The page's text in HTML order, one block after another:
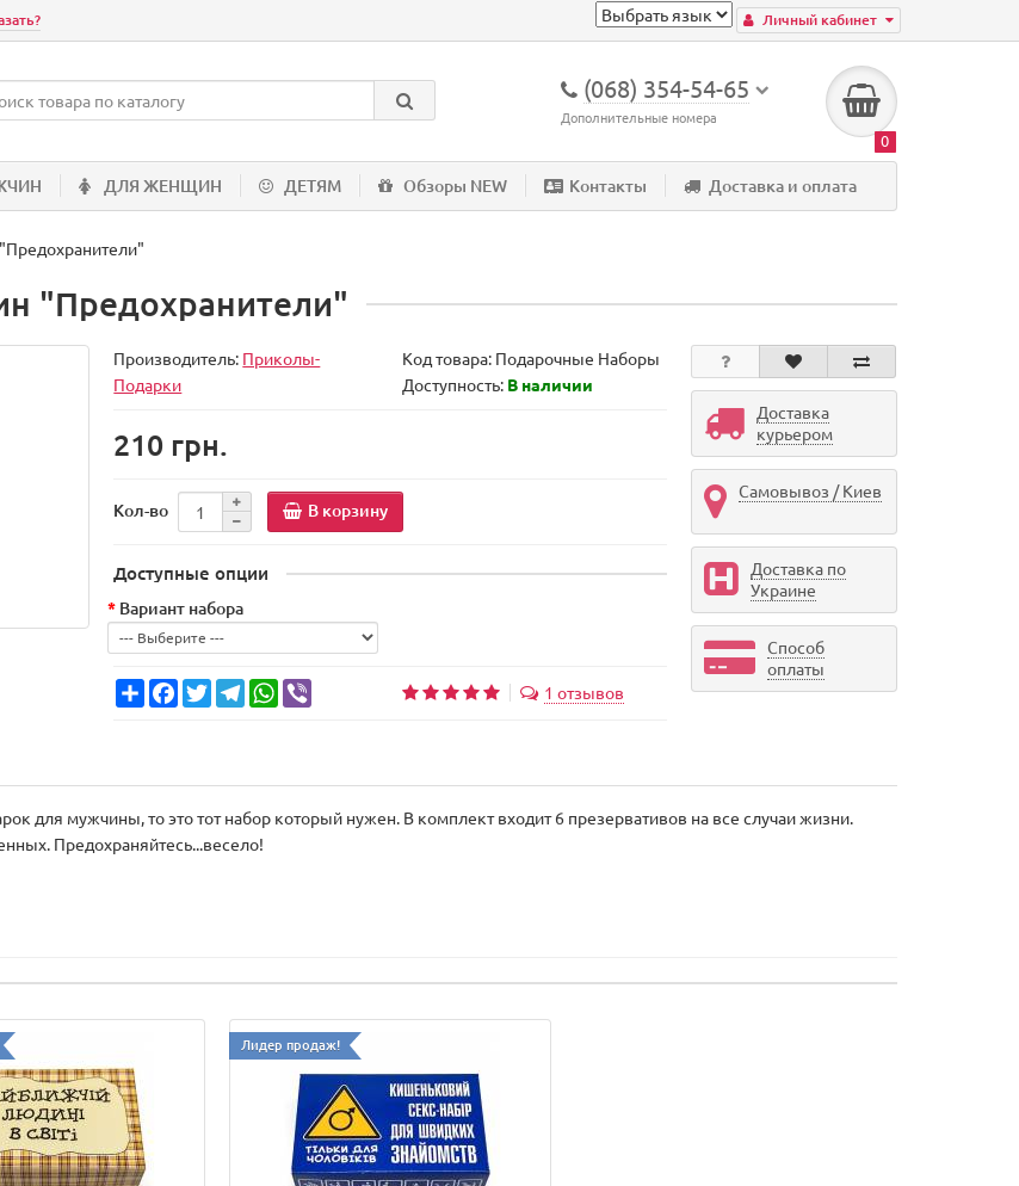
Личный кабинет
(068) 354-54-65
Дополнительные номера
0
ДЛЯ ЖЕНЩИН ДЕТЯМ Обзоры NEW Контакты Доставка и оплата
"Предохранители"
Производитель: Приколы-
Подарки
Код товара: Подарочные Наборы
Доступность: В наличии
210 грн.
Кол-во В корзину
Доступные опции
Вариант набора
ShareFacebook
TwitterTelegramWhatsApp 1 отзывов
Доставка
курьером
Самовывоз / Киев
Доставка по
Украине
Способ
оплаты
для мужчины, то это тот набор который нужен. В комплект входит 6 презервативов на все случаи жизни.
Предохраняйтесь...весело!
Лидер продаж!